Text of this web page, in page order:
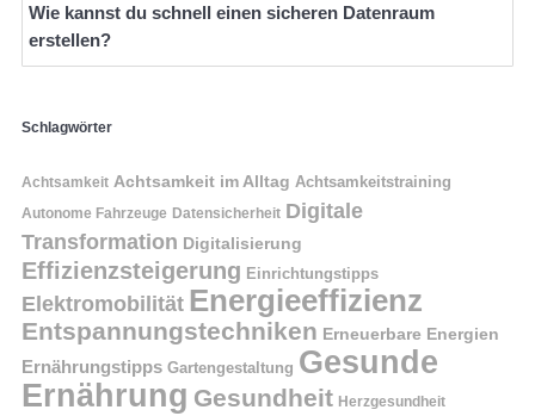
Wie kannst du schnell einen sicheren Datenraum
erstellen?
Schlagwörter
Achtsamkeit Achtsamkeit im Alltag Achtsamkeitstraining
Autonome Fahrzeuge Datensicherheit Digitale
Transformation Digitalisierung
Effizienzsteigerung Einrichtungstipps
Elektromobilität Energieeffizienz
Entspannungstechniken Erneuerbare Energien
Ernährungstipps Gartengestaltung Gesunde
Ernährung Gesundheit Herzgesundheit